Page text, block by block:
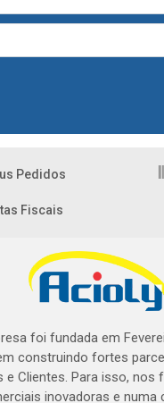
Pedidos
Fiscais
foi fundada em
construindo fortes
e Clientes. Para isso, nos
inovadoras e numa